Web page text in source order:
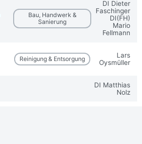
Bau, Handwerk &
Sanierung
DI Dieter
Faschinger
DI(FH)
Mario
Fellmann
Reinigung & Entsorgung
Lars
Oysmüller
DI Matthias
Nolz